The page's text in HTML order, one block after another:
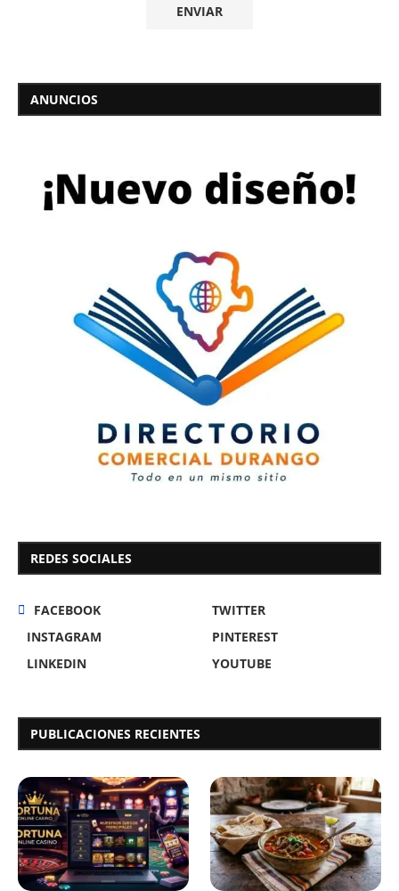
ANUNCIOS
REDES SOCIALES
FACEBOOK
TWITTER
INSTAGRAM
PINTEREST
LINKEDIN
YOUTUBE
PUBLICACIONES RECIENTES